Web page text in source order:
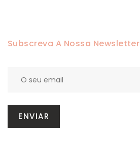
Subscreva A Nossa Newsletter